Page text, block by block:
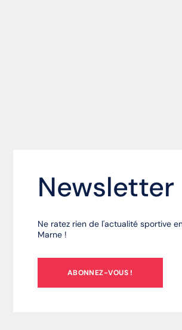
Newsletter
Ne ratez rien de l'actualité sportive
Marne !
ABONNEZ-VOUS !